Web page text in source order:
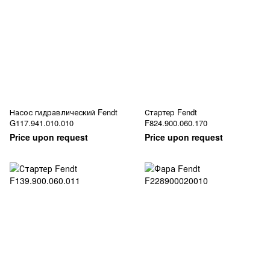
Насос гидравлический Fendt
G117.941.010.010
Price upon request
Стартер Fendt
F824.900.060.170
Price upon request